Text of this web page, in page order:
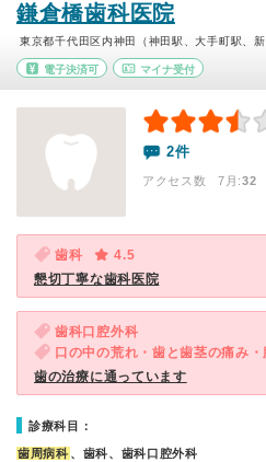
鎌倉橋歯科医院
東京都千代田区内神田（神田駅、大手町駅、
電子決済可 マイナ受付
2件
アクセス数 7月:32
歯科
4.5
懇切丁寧な歯科医院
歯科口腔外科
口の中の荒れ・歯と歯茎の痛み
歯の治療に通っています
診療科目：
歯周病科 、歯科、歯科口腔外科